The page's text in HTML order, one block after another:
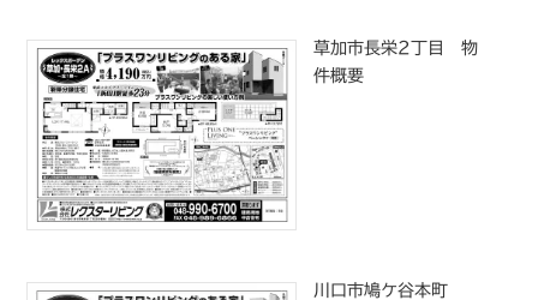
草加市長栄2丁目 物
件概要
川口市鳩ケ谷本町